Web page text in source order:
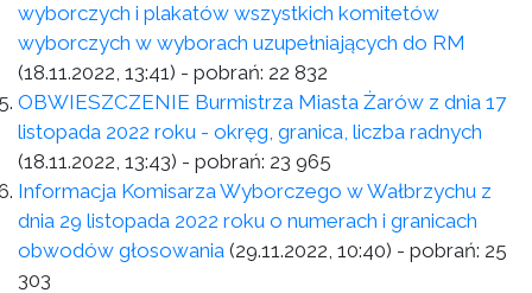
wyborczych i plakatów wszystkich komitetów
wyborczych w wyborach uzupełniających do RM
(18.11.2022, 13:41) - pobrań: 22 832
OBWIESZCZENIE Burmistrza Miasta Żarów z dnia 17
listopada 2022 roku - okręg, granica, liczba radnych
(18.11.2022, 13:43) - pobrań: 23 965
Informacja Komisarza Wyborczego w Wałbrzychu z
dnia 29 listopada 2022 roku o numerach i granicach
obwodów głosowania (29.11.2022, 10:40) - pobrań: 25
303